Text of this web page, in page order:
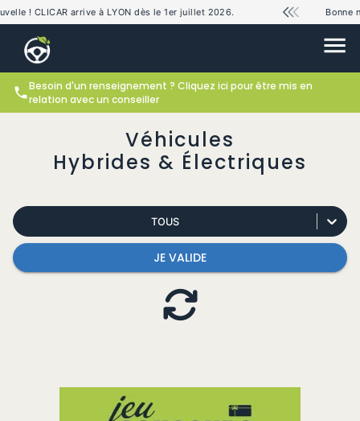
arrive à LYON dès le 1er juillet 2026. Bonne nouvelle !
Besoin d'un renseignement ? Cliquez ici pour être mis en
relation avec un conseiller
Véhicules
Hybrides & Électriques
TOUS
JE VALIDE